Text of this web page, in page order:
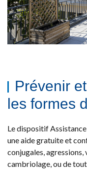
Prévenir
les formes
Le dispositif
une aide gratuite et
conjugales,
cambriolage, ou de